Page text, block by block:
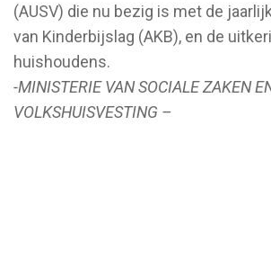
(AUSV) die nu bezig is met de
van Kinderbijslag (AKB), en de
huishoudens.
-MINISTERIE VAN SOCIALE ZAKEN
VOLKSHUISVESTING –